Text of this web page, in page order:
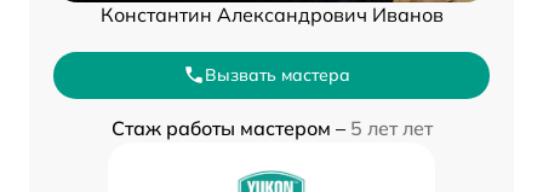
Константин Александрович Иванов
Вызвать мастера
Стаж работы мастером – 5 лет лет